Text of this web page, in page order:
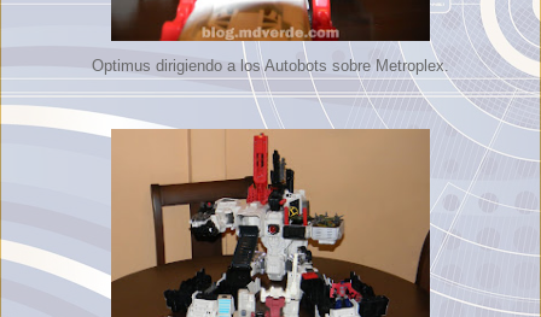
Optimus dirigiendo a los Autobots sobre Metroplex.